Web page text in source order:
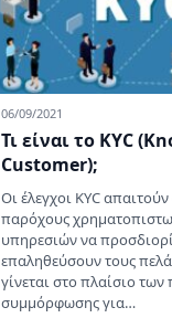
06/09/2021
Τι είναι το KYC
Customer);
Οι έλεγχοι KYC
παρόχους
υπηρεσιών να
επαληθεύσουν τους
γίνεται στο πλαίσιο
συμμόρφωσης για…